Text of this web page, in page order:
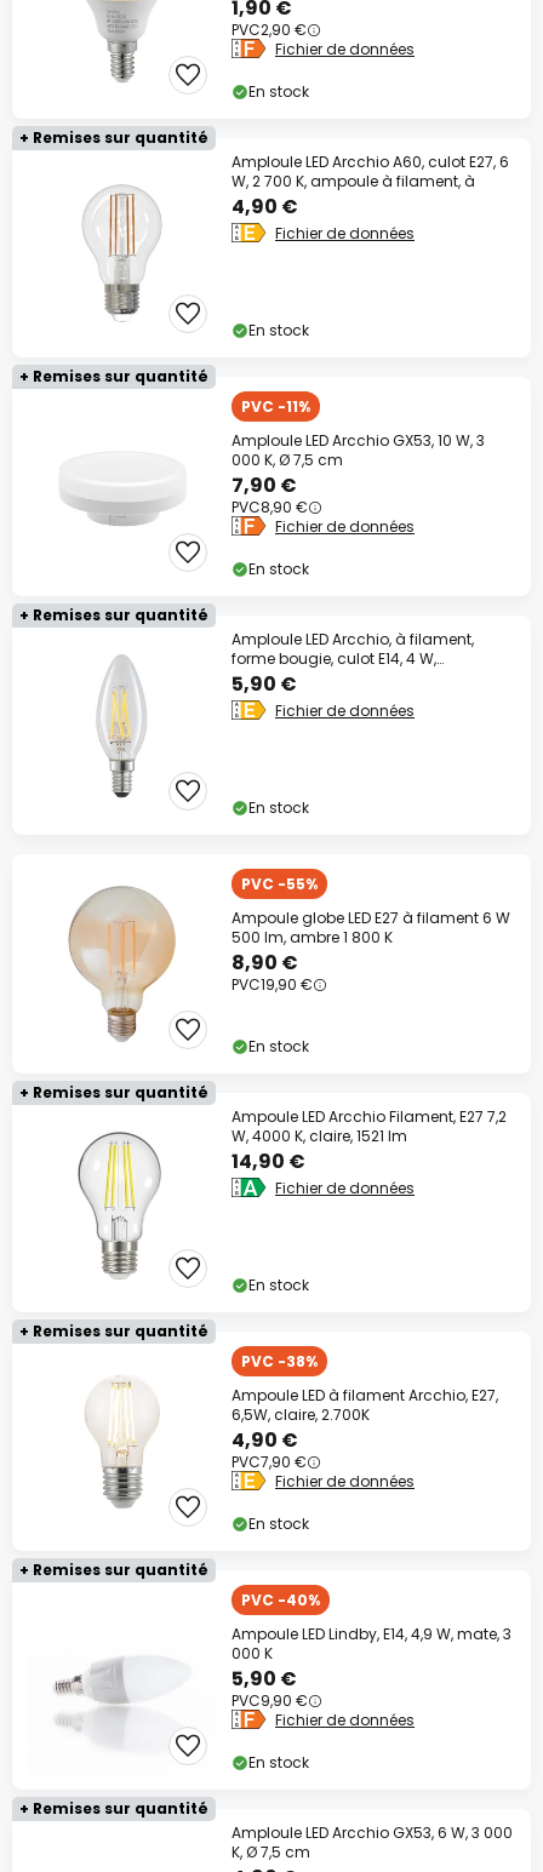
1,90 €
PVC2,90 €
Fichier de données
En stock
+ Remises sur quantité
Amploule LED Arcchio A60, culot E27, 6
W, 2 700 K, ampoule à filament, à
4,90 €
Fichier de données
En stock
+ Remises sur quantité
PVC -11%
Amploule LED Arcchio GX53, 10 W, 3
000 K, Ø 7,5 cm
7,90 €
PVC8,90 €
Fichier de données
En stock
+ Remises sur quantité
Amploule LED Arcchio, à filament,
forme bougie, culot E14, 4 W,
transparente
5,90 €
Fichier de données
En stock
PVC -55%
Ampoule globe LED E27 à filament 6 W
500 lm, ambre 1 800 K
8,90 €
PVC19,90 €
En stock
+ Remises sur quantité
Ampoule LED Arcchio Filament, E27 7,2
W, 4000 K, claire, 1521 lm
14,90 €
Fichier de données
En stock
+ Remises sur quantité
PVC -38%
Ampoule LED à filament Arcchio, E27,
6,5W, claire, 2.700K
4,90 €
PVC7,90 €
Fichier de données
En stock
+ Remises sur quantité
PVC -40%
Ampoule LED Lindby, E14, 4,9 W, mate, 3
000 K
5,90 €
PVC9,90 €
Fichier de données
En stock
+ Remises sur quantité
Amploule LED Arcchio GX53, 6 W, 3 000
K, Ø 7,5 cm